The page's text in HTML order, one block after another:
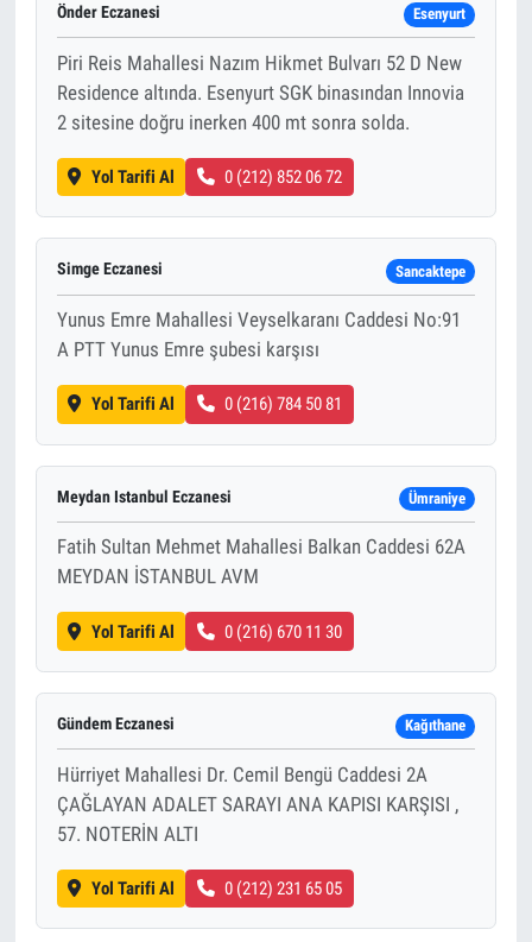
Önder Eczanesi Esenyurt
Piri Reis Mahallesi Nazım Hikmet Bulvarı 52 D New
Residence altında. Esenyurt SGK binasından Innovia
2 sitesine doğru inerken 400 mt sonra solda.
Yol Tarifi Al 0 (212) 852 06 72
Simge Eczanesi Sancaktepe
Yunus Emre Mahallesi Veyselkaranı Caddesi No:91
A PTT Yunus Emre şubesi karşısı
Yol Tarifi Al 0 (216) 784 50 81
Meydan Istanbul Eczanesi Ümraniye
Fatih Sultan Mehmet Mahallesi Balkan Caddesi 62A
MEYDAN İSTANBUL AVM
Yol Tarifi Al 0 (216) 670 11 30
Gündem Eczanesi Kağıthane
Hürriyet Mahallesi Dr. Cemil Bengü Caddesi 2A
ÇAĞLAYAN ADALET SARAYI ANA KAPISI KARŞISI ,
57. NOTERİN ALTI
Yol Tarifi Al 0 (212) 231 65 05